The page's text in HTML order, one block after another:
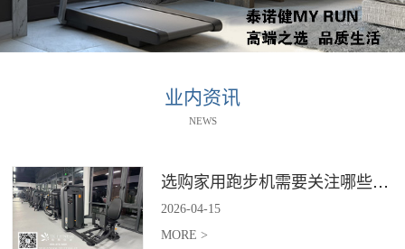
业内资讯
NEWS
选购家用跑步机需要关注哪些核心参数？
2026-04-15
MORE >